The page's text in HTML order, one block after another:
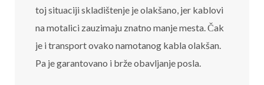
toj situaciji skladištenje je olakšano, jer kablovi
na motalici zauzimaju znatno manje mesta. Čak
je i transport ovako namotanog kabla olakšan.
Pa je garantovano i brže obavljanje posla.